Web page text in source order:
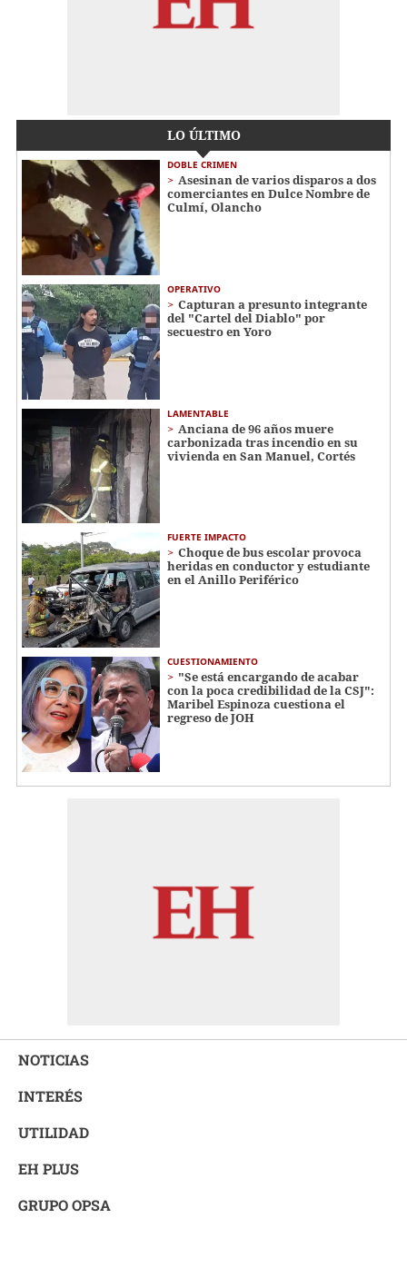
LO ÚLTIMO
DOBLE CRIMEN
Asesinan de varios disparos a dos
comerciantes en Dulce Nombre de
Culmí, Olancho
OPERATIVO
Capturan a presunto integrante
del "Cartel del Diablo" por
secuestro en Yoro
LAMENTABLE
Anciana de 96 años muere
carbonizada tras incendio en su
vivienda en San Manuel, Cortés
FUERTE IMPACTO
Choque de bus escolar provoca
heridas en conductor y estudiante
en el Anillo Periférico
CUESTIONAMIENTO
"Se está encargando de acabar
con la poca credibilidad de la CSJ":
Maribel Espinoza cuestiona el
regreso de JOH
NOTICIAS
INTERÉS
UTILIDAD
EH PLUS
GRUPO OPSA